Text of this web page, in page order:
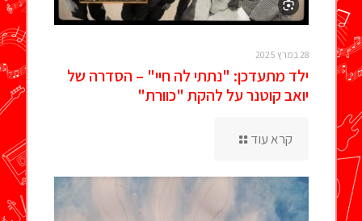
28 במרץ 2025
ילד מתעדכן: "נתתי לה חיי" – הסדרה של
יואב קוטנר על להקת "כוורת"
קרא עוד